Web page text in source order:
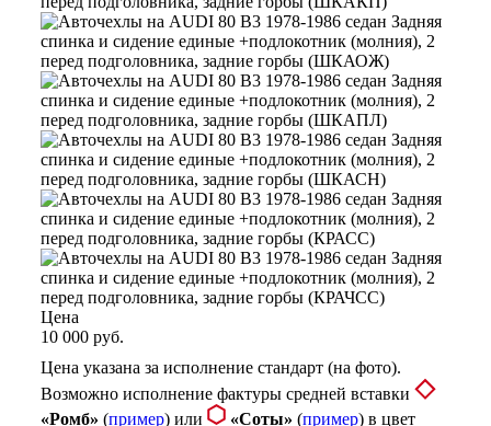
Цена
10 000 руб.
Цена указана за исполнение стандарт (на фото).
Возможно исполнение фактуры средней вставки
«Ромб» (пример) или «Соты» (пример) в цвет